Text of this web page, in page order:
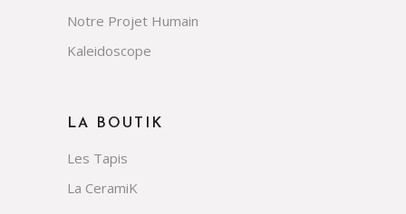
Notre Projet Humain
Kaleidoscope
LA BOUTIK
Les Tapis
La CeramiK